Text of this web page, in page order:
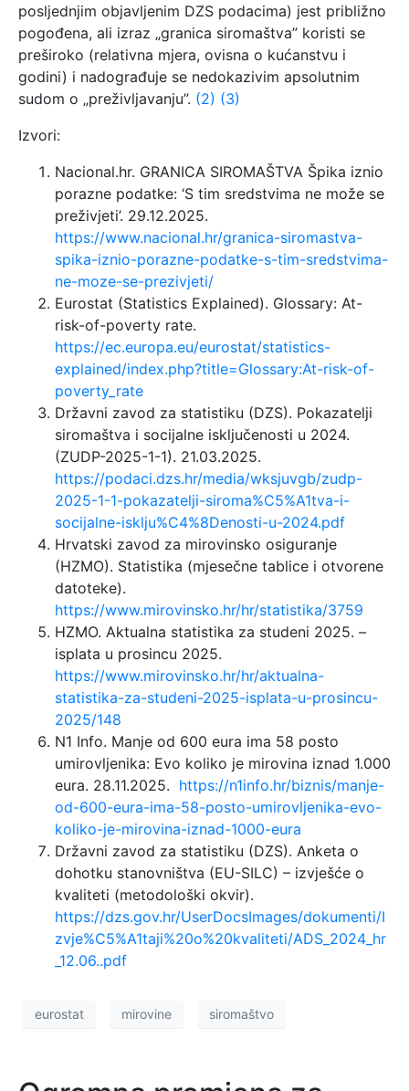
posljednjim objavljenim DZS podacima) jest približno
pogođena, ali izraz „granica siromaštva” koristi se
preširoko (relativna mjera, ovisna o kućanstvu i
godini) i nadograđuje se nedokazivim apsolutnim
sudom o „preživljavanju”. (2) (3)
Izvori:
Nacional.hr. GRANICA SIROMAŠTVA Špika iznio
porazne podatke: ‘S tim sredstvima ne može se
preživjeti’. 29.12.2025.
https://www.nacional.hr/granica-siromastva-
spika-iznio-porazne-podatke-s-tim-sredstvima-
ne-moze-se-prezivjeti/
Eurostat (Statistics Explained). Glossary: At-
risk-of-poverty rate.
https://ec.europa.eu/eurostat/statistics-
explained/index.php?title=Glossary:At-risk-of-
poverty_rate
Državni zavod za statistiku (DZS). Pokazatelji
siromaštva i socijalne isključenosti u 2024.
(ZUDP-2025-1-1). 21.03.2025.
https://podaci.dzs.hr/media/wksjuvgb/zudp-
2025-1-1-pokazatelji-siroma%C5%A1tva-i-
socijalne-isklju%C4%8Denosti-u-2024.pdf
Hrvatski zavod za mirovinsko osiguranje
(HZMO). Statistika (mjesečne tablice i otvorene
datoteke).
https://www.mirovinsko.hr/hr/statistika/3759
HZMO. Aktualna statistika za studeni 2025. –
isplata u prosincu 2025.
https://www.mirovinsko.hr/hr/aktualna-
statistika-za-studeni-2025-isplata-u-prosincu-
2025/148
N1 Info. Manje od 600 eura ima 58 posto
umirovljenika: Evo koliko je mirovina iznad 1.000
eura. 28.11.2025. https://n1info.hr/biznis/manje-
od-600-eura-ima-58-posto-umirovljenika-evo-
koliko-je-mirovina-iznad-1000-eura
Državni zavod za statistiku (DZS). Anketa o
dohotku stanovništva (EU-SILC) – izvješće o
kvaliteti (metodološki okvir).
https://dzs.gov.hr/UserDocsImages/dokumenti/I
zvje%C5%A1taji%20o%20kvaliteti/ADS_2024_hr
_12.06..pdf
eurostat mirovine siromaštvo